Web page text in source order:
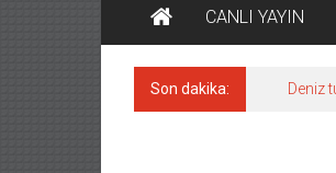
CANLI YAYIN
Son dakika: Deniz